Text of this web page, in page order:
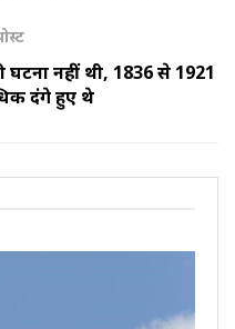
नहीं थी, 1836 से 1921
दंगे हुए थे